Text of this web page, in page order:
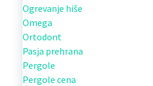
Ogrevanje hiše
Omega
Ortodont
Pasja prehrana
Pergole
Pergole cena